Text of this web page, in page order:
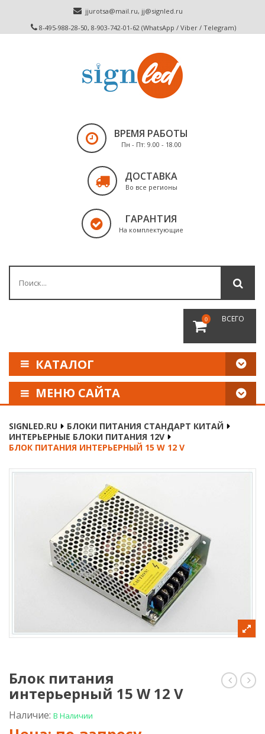
jjurotsa@mail.ru, jj@signled.ru
8-495-988-28-50, 8-903-742-01-62 (WhatsApp / Viber / Telegram)
ВРЕМЯ РАБОТЫ
Пн - Пт: 9.00 - 18.00
ДОСТАВКА
Во все регионы
ГАРАНТИЯ
На комплектующие
0 ВСЕГО
КАТАЛОГ
МЕНЮ САЙТА
ОПЛАТА И ДОСТАВКА
НАШИ РЕКВИЗИТЫ
SIGNLED.RU
БЛОКИ ПИТАНИЯ СТАНДАРТ КИТАЙ
ИНТЕРЬЕРНЫЕ БЛОКИ ПИТАНИЯ 12V
БЛОК ПИТАНИЯ ИНТЕРЬЕРНЫЙ 15 W 12 V
Блок питания
интерьерный 15 W 12 V
Наличие: В Наличии